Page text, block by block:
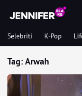
Selebriti K-Pop
Tag:Arwah